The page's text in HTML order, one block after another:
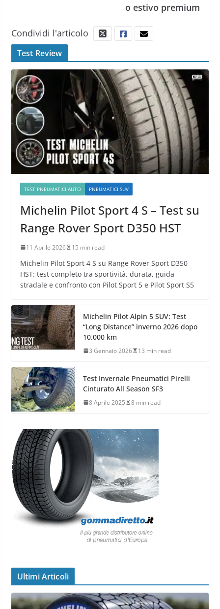
o estivo premium
Condividi l'articolo
Test Review
TEST PNEUMATICI AUTO PNEUMATICI SUV
Michelin Pilot Sport 4 S – Test su
Range Rover Sport D350 HST
11 Aprile 2026 15 min read
Michelin Pilot Sport 4 S su Range Rover Sport D350
HST: test completo tra sportività, durata, guida
stradale e confronto con Pilot Sport 5 e Pilot Sport S5
Michelin Pilot Alpin 5 SUV: Test
“Long Distance” inverno 2026 dopo
10.000 km
3 Gennaio 2026 13 min read
Test Invernale Pneumatici Pirelli
Cinturato All Season SF3
8 Aprile 2025 8 min read
Ultimi Articoli